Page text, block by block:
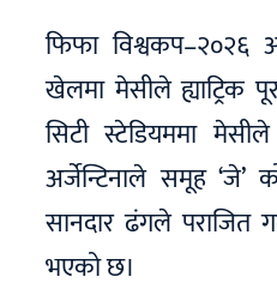
फिफा विश्वकप–२०२६
खेलमा मेसीले ह्याट्रिक
सिटी स्टेडियममा
अर्जेन्टिनाले समूह ‘जे’
सानदार ढंगले
भएको छ।